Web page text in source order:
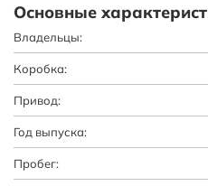
Основные
Владельцы:
Коробка:
Привод:
Год выпуска:
Пробег: